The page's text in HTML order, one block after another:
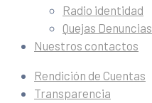
Radio identidad
Quejas Denuncias
Nuestros contactos
Rendición de Cuentas
Transparencia